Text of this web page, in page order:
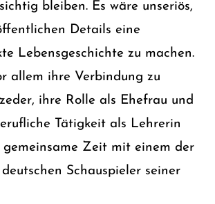
bleiben. Es wäre unseriös,
Details eine
Lebensgeschichte zu machen.
allem ihre Verbindung zu
ihre Rolle als Ehefrau und
Tätigkeit als Lehrerin
Zeit mit einem der
Schauspieler seiner